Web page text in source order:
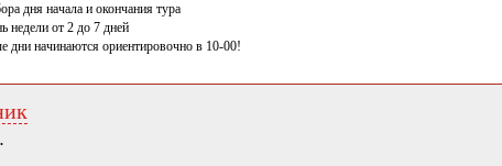
дня начала и окончания тура
недели от 2 до 7 дней
дни начинаются ориентировочно в 10-00!